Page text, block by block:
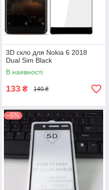
3D скло для Nokia 6 2018
Dual Sim Black
В наявності
133 ₴ 140 ₴
–5%